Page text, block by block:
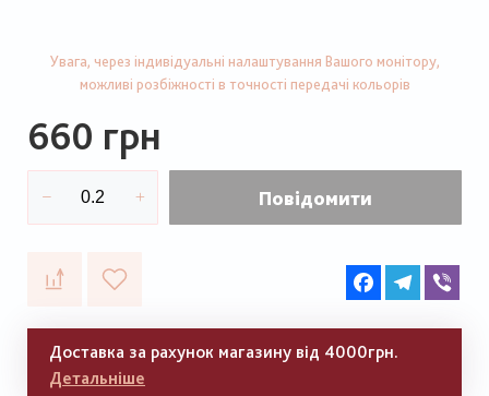
Увага, через індивідуальні налаштування Вашого монітору,
можливі розбіжності в точності передачі кольорів
660 грн
Повідомити
FacebookTelegram
Доставка за рахунок магазину від 4000грн.
Детальніше